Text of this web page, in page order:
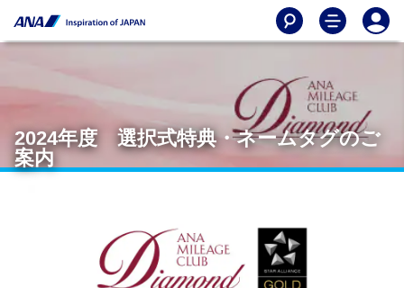
2024年度 選択式特典・ネームタグのご
案内